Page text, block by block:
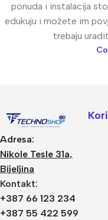
ponuda i instalacija
edukuju i možete im
trebaju
Adresa:
Nikole Tesle 31a,
Bijeljina
Kontakt:
+387 66 123 234
+387 55 422 599